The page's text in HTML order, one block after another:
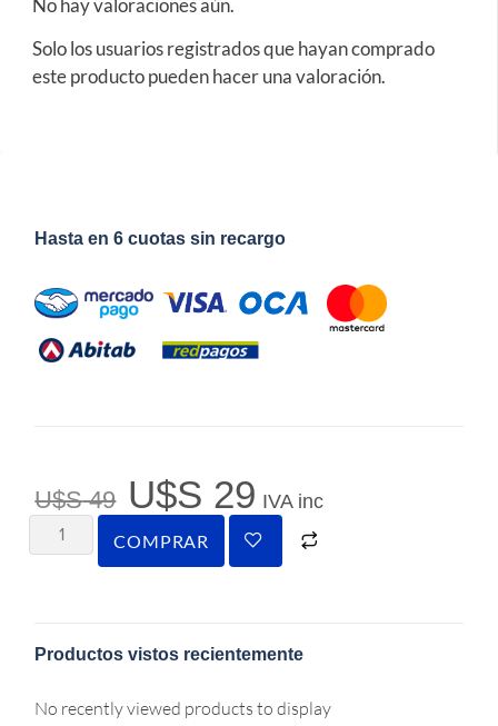
No hay valoraciones aún.
Solo los usuarios registrados que hayan comprado
este producto pueden hacer una valoración.
Hasta en 6 cuotas sin recargo
U$S49 U$S 29 IVA inc
COMPRAR
Productos vistos recientemente
No recently viewed products to display